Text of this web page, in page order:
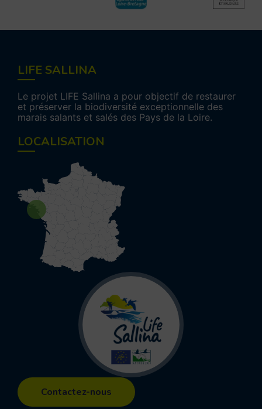
LIFE SALLINA
Le projet LIFE Sallina a pour objectif de restaurer
et préserver la biodiversité exceptionnelle des
marais salants et salés des Pays de la Loire.
LOCALISATION
Life
SallinaContactez-nous